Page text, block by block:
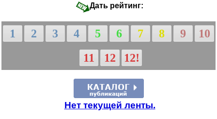
Дать рейтинг:
1 2 3 4 5 6 7 8 9
10
11
12 12!
Нет текущей ленты.